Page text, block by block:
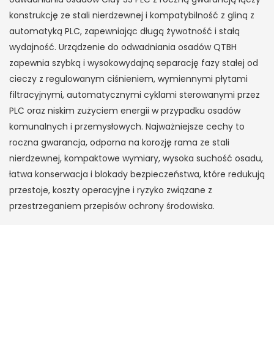
konstrukcję ze stali nierdzewnej i kompatybilność z gliną z
automatyką PLC, zapewniając długą żywotność i stałą
wydajność. Urządzenie do odwadniania osadów QTBH
zapewnia szybką i wysokowydajną separację fazy stałej od
cieczy z regulowanym ciśnieniem, wymiennymi płytami
filtracyjnymi, automatycznymi cyklami sterowanymi przez
PLC oraz niskim zużyciem energii w przypadku osadów
komunalnych i przemysłowych. Najważniejsze cechy to
roczna gwarancja, odporna na korozję rama ze stali
nierdzewnej, kompaktowe wymiary, wysoka suchość osadu,
łatwa konserwacja i blokady bezpieczeństwa, które redukują
przestoje, koszty operacyjne i ryzyko związane z
przestrzeganiem przepisów ochrony środowiska.